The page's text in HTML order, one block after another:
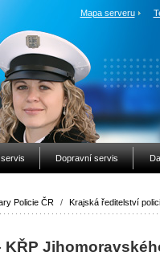
Mapa serveru
Dopravní servis
Policie ČR / Krajská ředitelství